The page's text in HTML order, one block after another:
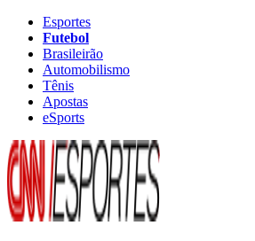
Esportes
Futebol
Brasileirão
Automobilismo
Tênis
Apostas
eSports